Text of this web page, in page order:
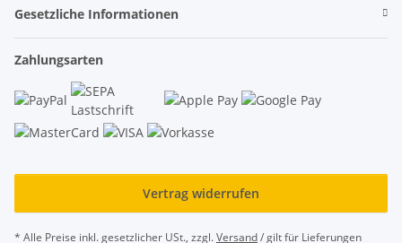
Gesetzliche Informationen
Zahlungsarten
Vertrag widerrufen
* Alle Preise inkl. gesetzlicher USt., zzgl.Versand/ gilt für Lieferungen